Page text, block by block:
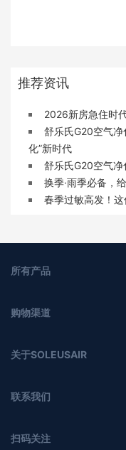
推荐资讯
2026新房急住时
舒乐氏G20空气净
化”新时代
舒乐氏G20空气
换季·雨季必备，
春季过敏高发！
所有产品
购物渠道
关于SOLEUSAIR
联系我们
扫码关注